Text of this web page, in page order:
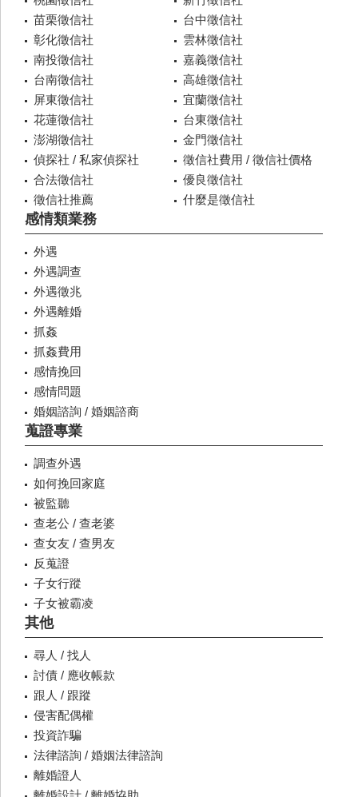
苗栗徵信社
台中徵信社
彰化徵信社
雲林徵信社
南投徵信社
嘉義徵信社
台南徵信社
高雄徵信社
屏東徵信社
宜蘭徵信社
花蓮徵信社
台東徵信社
澎湖徵信社
金門徵信社
偵探社 / 私家偵探社
徵信社費用 / 徵信社價格
合法徵信社
優良徵信社
徵信社推薦
什麼是徵信社
感情類業務
外遇
外遇調查
外遇徵兆
外遇離婚
抓姦
抓姦費用
感情挽回
感情問題
婚姻諮詢 / 婚姻諮商
蒐證專業
調查外遇
如何挽回家庭
被監聽
查老公 / 查老婆
查女友 / 查男友
反蒐證
子女行蹤
子女被霸凌
其他
尋人 / 找人
討債 / 應收帳款
跟人 / 跟蹤
侵害配偶權
投資詐騙
法律諮詢 / 婚姻法律諮詢
離婚證人